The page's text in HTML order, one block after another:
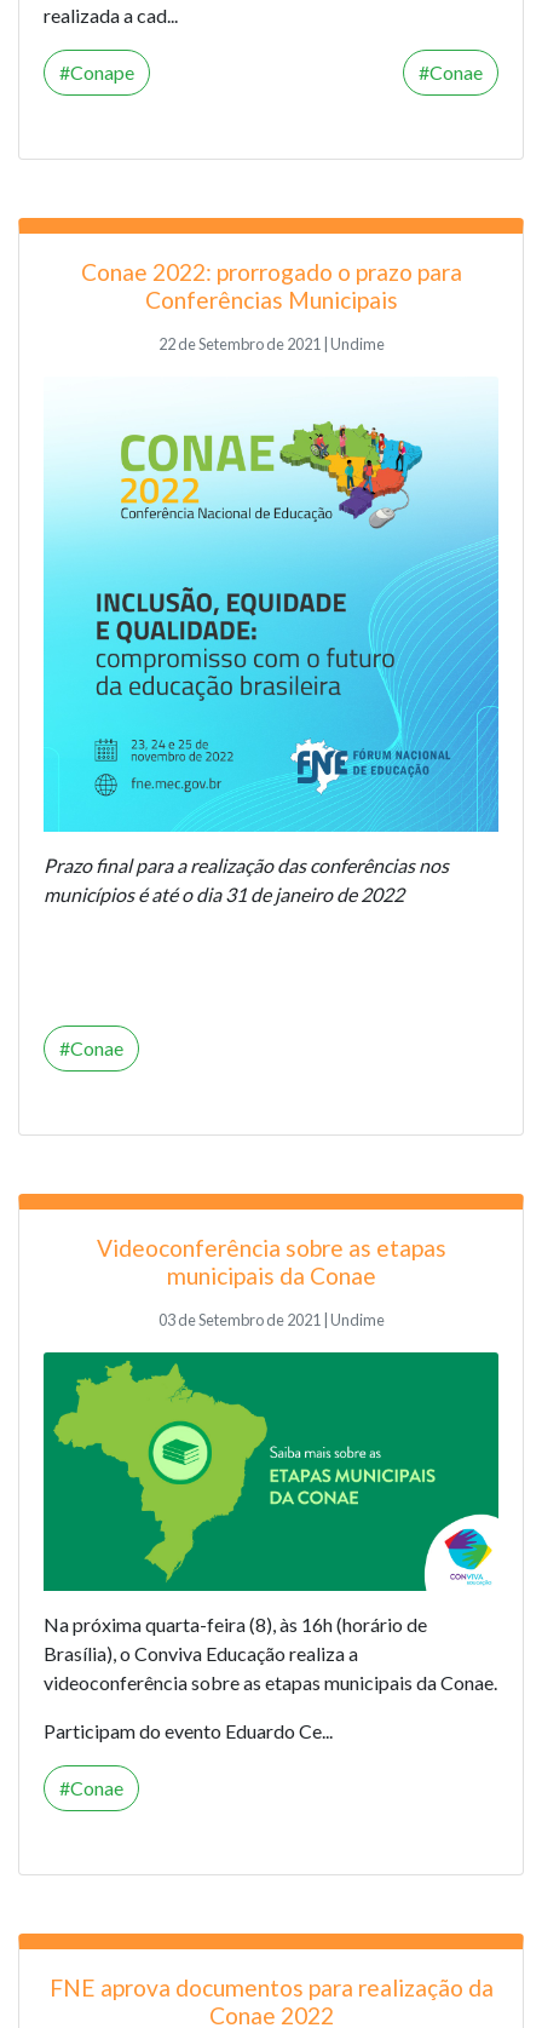
realizada a cad...
Conape Conae
Conae 2022: prorrogado o prazo para
Conferências Municipais
22 de Setembro de 2021 | Undime
Prazo final para a realização das conferências nos
municípios é até o dia 31 de janeiro de 2022
Conae
Videoconferência sobre as etapas
municipais da Conae
03 de Setembro de 2021 | Undime
Na próxima quarta-feira (8), às 16h (horário de
Brasília), o Conviva Educação realiza a
videoconferência sobre as etapas municipais da Conae.
Participam do evento Eduardo Ce...
Conae
FNE aprova documentos para realização da
Conae 2022